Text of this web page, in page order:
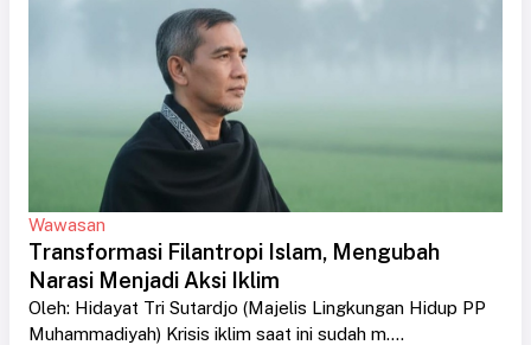
Wawasan
Transformasi Filantropi Islam, Mengubah
Narasi Menjadi Aksi Iklim
Oleh: Hidayat Tri Sutardjo (Majelis Lingkungan Hidup PP
Muhammadiyah) Krisis iklim saat ini sudah m....